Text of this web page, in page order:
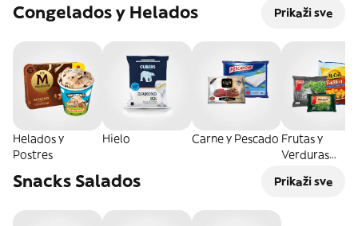
Congelados y Helados Prikaži sve
Helados y
Postres
Hielo Carne y Pescado Frutas y
Verduras
Snacks Salados Prikaži sve